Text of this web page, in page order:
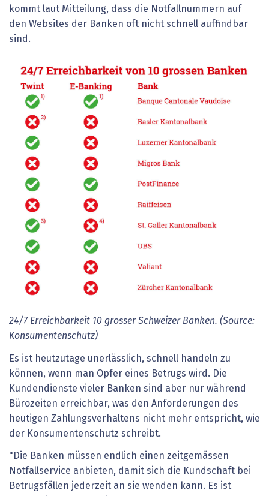
kommt laut Mitteilung, dass die Notfallnummern auf
den Websites der Banken oft nicht schnell auffindbar
sind.
24/7 Erreichbarkeit 10 grosser Schweizer Banken. (Source:
Konsumentenschutz)
Es ist heutzutage unerlässlich, schnell handeln zu
können, wenn man Opfer eines Betrugs wird. Die
Kundendienste vieler Banken sind aber nur während
Bürozeiten erreichbar, was den Anforderungen des
heutigen Zahlungsverhaltens nicht mehr entspricht, wie
der Konsumentenschutz schreibt.
"Die Banken müssen endlich einen zeitgemässen
Notfallservice anbieten, damit sich die Kundschaft bei
Betrugsfällen jederzeit an sie wenden kann. Es ist